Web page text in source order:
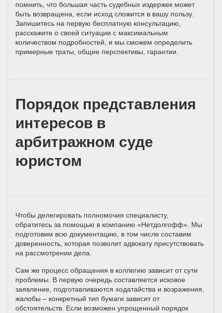
помнить, что большая часть судебных издержек может
быть возвращена, если исход сложится в вашу пользу.
Запишитесь на первую бесплатную консультацию,
расскажите о своей ситуации с максимальным
количеством подробностей, и мы сможем определить
примерные траты, общие перспективы, гарантии.
Порядок представления
интересов в
арбитражном суде
юристом
Чтобы делегировать полномочия специалисту,
обратитесь за помощью в компанию «Нетдолгофф». Мы
подготовим всю документацию, в том числе составим
доверенность, которая позволит адвокату присутствовать
на рассмотрении дела.
Сам же процесс обращения в коллегию зависит от сути
проблемы. В первую очередь составляется исковое
заявление, подготавливаются ходатайства и возражения,
жалобы – конкретный тип бумаги зависит от
обстоятельств. Если возможен упрощенный порядок